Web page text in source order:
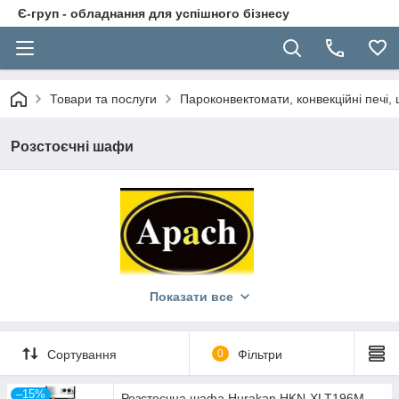
Є-груп - обладнання для успішного бізнесу
Товари та послуги Пароконвектомати, конвекційні
Розстоєчні шафи
Розстоєчні шафи для тіста від італійських заводів Unox,
Показати все
Сортування 0 Фільтри
–15%